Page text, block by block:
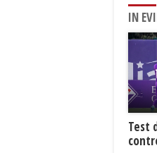
IN
Test